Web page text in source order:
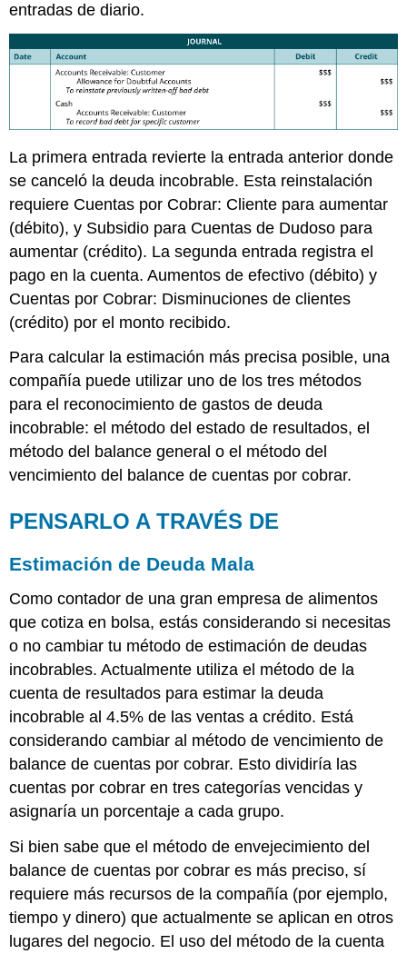
entradas de diario.
La primera entrada revierte la entrada anterior donde
se canceló la deuda incobrable. Esta reinstalación
requiere Cuentas por Cobrar: Cliente para aumentar
(débito), y Subsidio para Cuentas de Dudoso para
aumentar (crédito). La segunda entrada registra el
pago en la cuenta. Aumentos de efectivo (débito) y
Cuentas por Cobrar: Disminuciones de clientes
(crédito) por el monto recibido.
Para calcular la estimación más precisa posible, una
compañía puede utilizar uno de los tres métodos
para el reconocimiento de gastos de deuda
incobrable: el método del estado de resultados, el
método del balance general o el método del
vencimiento del balance de cuentas por cobrar.
PENSARLO A TRAVÉS DE
Estimación de Deuda Mala
Como contador de una gran empresa de alimentos
que cotiza en bolsa, estás considerando si necesitas
o no cambiar tu método de estimación de deudas
incobrables. Actualmente utiliza el método de la
cuenta de resultados para estimar la deuda
incobrable al 4.5% de las ventas a crédito. Está
considerando cambiar al método de vencimiento de
balance de cuentas por cobrar. Esto dividiría las
cuentas por cobrar en tres categorías vencidas y
asignaría un porcentaje a cada grupo.
Si bien sabe que el método de envejecimiento del
balance de cuentas por cobrar es más preciso, sí
requiere más recursos de la compañía (por ejemplo,
tiempo y dinero) que actualmente se aplican en otros
lugares del negocio. El uso del método de la cuenta